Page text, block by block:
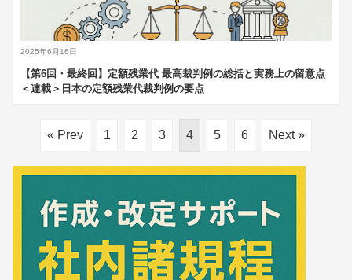
2025年6月16日
【第6回・最終回】定額残業代 最高裁判例の総括と実務上の留意点
＜連載＞日本の定額残業代裁判例の要点
« Prev 1 2 3 4 5 6 Next »